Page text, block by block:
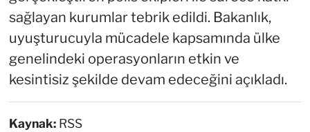
sağlayan kurumlar tebrik edildi. Bakanlık,
uyuşturucuyla mücadele kapsamında ülke
genelindeki operasyonların etkin ve
kesintisiz şekilde devam edeceğini açıkladı.
Kaynak: RSS